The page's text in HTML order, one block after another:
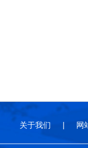
关于我们 网